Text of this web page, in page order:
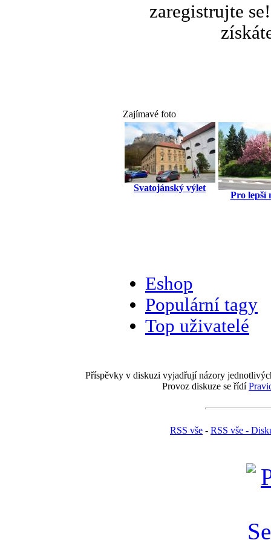
zaregistrujte
Zajímavé foto
Svatojánský výlet
Pro lepší
Eshop
Populární tagy
Top uživatelé
Příspěvky v diskuzi vyjadřují názory
Provoz diskuze se řídí
RSS vše - RSS vše -